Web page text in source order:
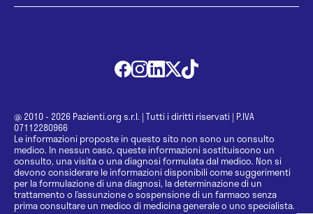
@ 2010 - 2026 Pazienti.org s.r.l. | Tutti i diritti riservati | P.IVA
07112280966
Le informazioni proposte in questo sito non sono un consulto
medico. In nessun caso, queste informazioni sostituiscono un
consulto, una visita o una diagnosi formulata dal medico. Non si
devono considerare le informazioni disponibili come suggerimenti
per la formulazione di una diagnosi, la determinazione di un
trattamento o l’assunzione o sospensione di un farmaco senza
prima consultare un medico di medicina generale o uno specialista.